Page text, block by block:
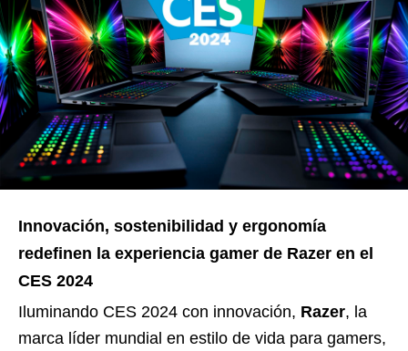
Innovación, sostenibilidad y ergonomía
redefinen la experiencia gamer de Razer en el
CES 2024
Iluminando CES 2024 con innovación, Razer, la
marca líder mundial en estilo de vida para gamers,